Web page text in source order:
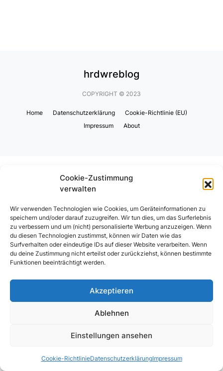
Cookie-Zustimmung
verwalten
Wir verwenden Technologien wie Cookies, um Geräteinformationen zu
speichern und/oder darauf zuzugreifen. Wir tun dies, um das Surferlebnis
zu verbessern und um (nicht) personalisierte Werbung anzuzeigen. Wenn
du diesen Technologien zustimmst, können wir Daten wie das
Surfverhalten oder eindeutige IDs auf dieser Website verarbeiten. Wenn
du deine Zustimmung nicht erteilst oder zurückziehst, können bestimmte
Funktionen beeinträchtigt werden.
Akzeptieren
Ablehnen
Einstellungen ansehen
Cookie-RichtlinieDatenschutzerklärungImpressum
hrdwreblog
COPYRIGHT © 2023
Home Datenschutzerklärung
Cookie-Richtlinie (EU)
Impressum
About